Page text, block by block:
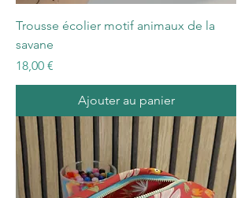
Trousse écolier motif animaux de la
savane
Prix
18,00 €
Ajouter au panier